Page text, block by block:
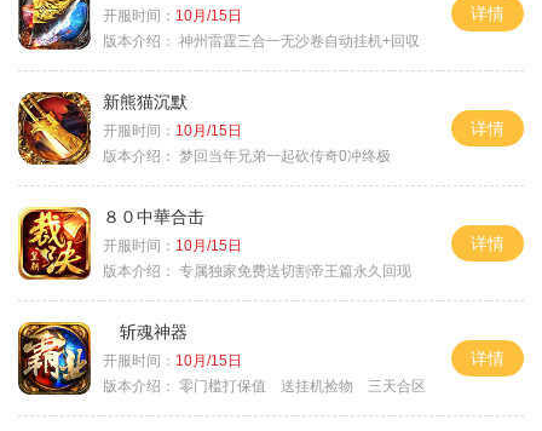
开服时间： 10月/15日
版本介绍： 神州雷霆三合一无沙卷自动挂机+回収
详情
新熊猫沉默
开服时间： 10月/15日
版本介绍： 梦回当年兄弟一起砍传奇0冲终极
详情
８０中華合击
开服时间： 10月/15日
版本介绍： 专属独家免费送切割帝王篇永久回现
详情
斩魂神器
开服时间： 10月/15日
版本介绍： 零门槛打保值 送挂机捡物 三天合区
详情